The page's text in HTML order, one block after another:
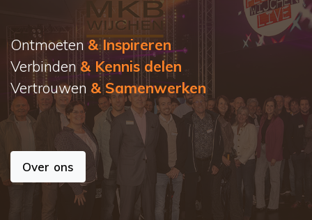
Ontmoeten & Inspireren
Verbinden & Kennis delen
Vertrouwen & Samenwerken
Over ons